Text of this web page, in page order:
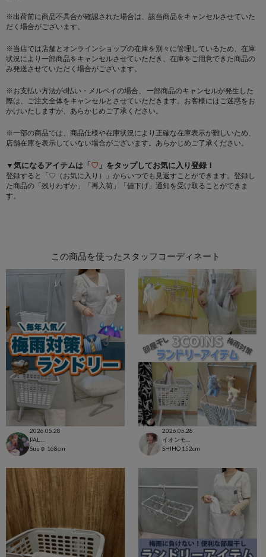
※出荷前に商品不具合が確認された場合は、該当商品をキャンセルさせていた
だく場合がございます。
※当店では店舗とオンラインショップの在庫を別々に管理しているため、在庫
状況により一部商品をキャンセルさせていただき、在庫をご用意できた商品の
み発送させていただく場合がございます。
※お支払い方法がd払い・メルペイの場合、 一部商品のキャンセルが発生した
際は、ご注文全体をキャンセルとさせていただきます。お客様にはご迷惑をお
かけいたしますが、あらかじめご了承ください。
※一部の商品では、商品仕様や在庫状況により正確な在庫表示が難しいため、
店舗在庫を表示していない場合がございます。あらかじめご了承ください。
▼気になるアイテムは「♡ 」をタップしてお気に入り登録！
登録すると「♡（お気に入り）」からいつでも見返すことができます。登録し
た商品の「残りわずか」「再入荷」「値下げ」通知を受け取ることができま
す。
この商品を使ったスタッフコーディネート
2026.05.28
Suu☺︎ 168cm
2026.05.28
SHIHO 152cm